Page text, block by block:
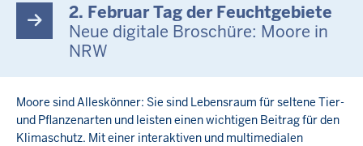
2. Februar Tag der Feuchtgebiete
Neue digitale Broschüre: Moore in
NRW
Moore sind Alleskönner: Sie sind Lebensraum für seltene Tier-
und Pflanzenarten und leisten einen wichtigen Beitrag für den
Klimaschutz. Mit einer interaktiven und multimedialen